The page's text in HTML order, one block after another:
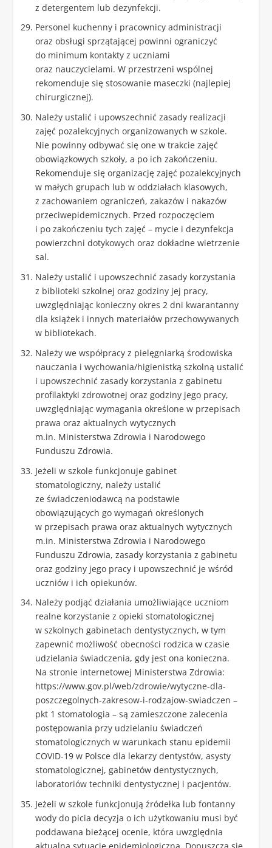
z detergentem lub dezynfekcji.
Personel kuchenny i pracownicy administracji
oraz obsługi sprzątającej powinni ograniczyć
do minimum kontakty z uczniami
oraz nauczycielami. W przestrzeni wspólnej
rekomenduje się stosowanie maseczki (najlepiej
chirurgicznej).
Należy ustalić i upowszechnić zasady realizacji
zajęć pozalekcyjnych organizowanych w szkole.
Nie powinny odbywać się one w trakcie zajęć
obowiązkowych szkoły, a po ich zakończeniu.
Rekomenduje się organizację zajęć pozalekcyjnych
w małych grupach lub w oddziałach klasowych,
z zachowaniem ograniczeń, zakazów i nakazów
przeciwepidemicznych. Przed rozpoczęciem
i po zakończeniu tych zajęć – mycie i dezynfekcja
powierzchni dotykowych oraz dokładne wietrzenie
sal.
Należy ustalić i upowszechnić zasady korzystania
z biblioteki szkolnej oraz godziny jej pracy,
uwzględniając konieczny okres 2 dni kwarantanny
dla książek i innych materiałów przechowywanych
w bibliotekach.
Należy we współpracy z pielęgniarką środowiska
nauczania i wychowania/higienistką szkolną ustalić
i upowszechnić zasady korzystania z gabinetu
profilaktyki zdrowotnej oraz godziny jego pracy,
uwzględniając wymagania określone w przepisach
prawa oraz aktualnych wytycznych
m.in. Ministerstwa Zdrowia i Narodowego
Funduszu Zdrowia.
Jeżeli w szkole funkcjonuje gabinet
stomatologiczny, należy ustalić
ze świadczeniodawcą na podstawie
obowiązujących go wymagań określonych
w przepisach prawa oraz aktualnych wytycznych
m.in. Ministerstwa Zdrowia i Narodowego
Funduszu Zdrowia, zasady korzystania z gabinetu
oraz godziny jego pracy i upowszechnić je wśród
uczniów i ich opiekunów.
Należy podjąć działania umożliwiające uczniom
realne korzystanie z opieki stomatologicznej
w szkolnych gabinetach dentystycznych, w tym
zapewnić możliwość obecności rodzica w czasie
udzielania świadczenia, gdy jest ona konieczna.
Na stronie internetowej Ministerstwa Zdrowia:
https://www.gov.pl/web/zdrowie/wytyczne-dla-
poszczegolnych-zakresow-i-rodzajow-swiadczen –
pkt 1 stomatologia – są zamieszczone zalecenia
postępowania przy udzielaniu świadczeń
stomatologicznych w warunkach stanu epidemii
COVID-19 w Polsce dla lekarzy dentystów, asysty
stomatologicznej, gabinetów dentystycznych,
laboratoriów techniki dentystycznej i pacjentów.
Jeżeli w szkole funkcjonują źródełka lub fontanny
wody do picia decyzja o ich użytkowaniu musi być
poddawana bieżącej ocenie, która uwzględnia